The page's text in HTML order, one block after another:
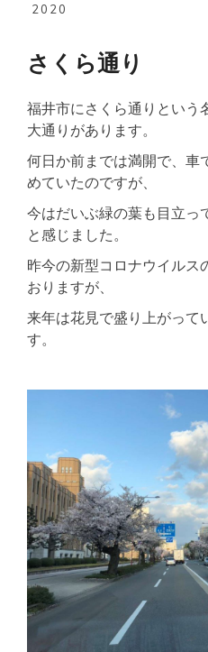
2020
さくら通り
福井市にさくら通りという
大通りがあります。
何日か前までは満開で、車
めていたのですが、
今はだいぶ緑の葉も目立っ
と感じました。
昨今の新型コロナウイルス
おりますが、
来年は花見で盛り上がって
す。